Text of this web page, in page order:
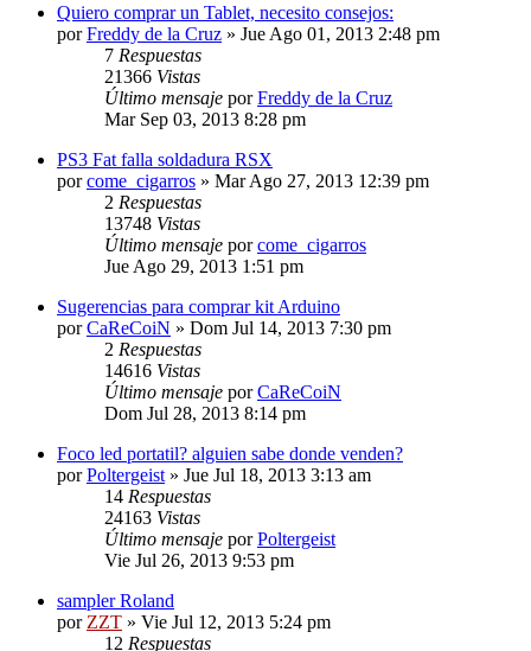
Quiero comprar un Tablet, necesito consejos:
porFreddy de la Cruz » Jue Ago 01, 2013 2:48 pm
7 Respuestas
21366 Vistas
Último mensaje porFreddy de la Cruz
Mar Sep 03, 2013 8:28 pm
PS3 Fat falla soldadura RSX
porcome_cigarros » Mar Ago 27, 2013 12:39 pm
2 Respuestas
13748 Vistas
Último mensaje porcome_cigarros
Jue Ago 29, 2013 1:51 pm
Sugerencias para comprar kit Arduino
porCaReCoiN » Dom Jul 14, 2013 7:30 pm
2 Respuestas
14616 Vistas
Último mensaje porCaReCoiN
Dom Jul 28, 2013 8:14 pm
Foco led portatil? alguien sabe donde venden?
porPoltergeist » Jue Jul 18, 2013 3:13 am
14 Respuestas
24163 Vistas
Último mensaje porPoltergeist
Vie Jul 26, 2013 9:53 pm
sampler Roland
por ZZT » Vie Jul 12, 2013 5:24 pm
12 Respuestas